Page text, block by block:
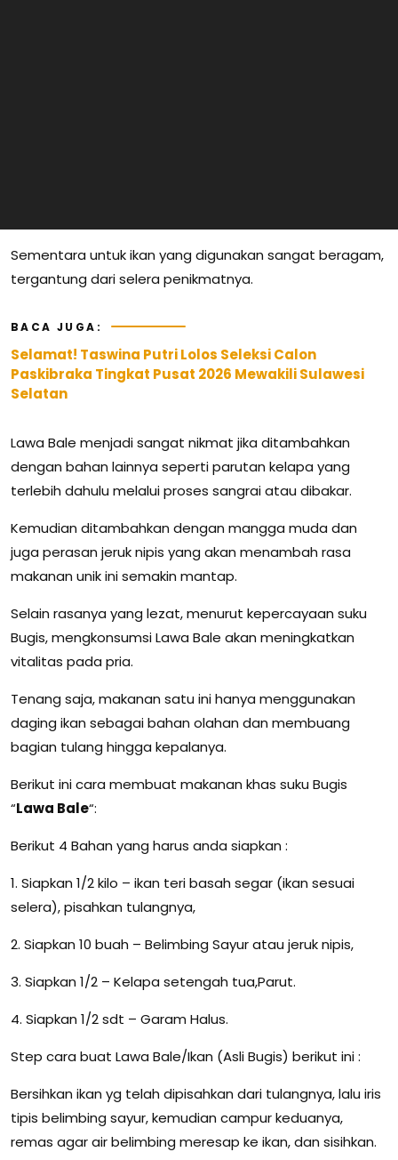
Sementara untuk ikan yang digunakan sangat beragam,
tergantung dari selera penikmatnya.
BACA JUGA:
Selamat! Taswina Putri Lolos Seleksi Calon
Paskibraka Tingkat Pusat 2026 Mewakili Sulawesi
Selatan
Lawa Bale menjadi sangat nikmat jika ditambahkan
dengan bahan lainnya seperti parutan kelapa yang
terlebih dahulu melalui proses sangrai atau dibakar.
Kemudian ditambahkan dengan mangga muda dan
juga perasan jeruk nipis yang akan menambah rasa
makanan unik ini semakin mantap.
Selain rasanya yang lezat, menurut kepercayaan suku
Bugis, mengkonsumsi Lawa Bale akan meningkatkan
vitalitas pada pria.
Tenang saja, makanan satu ini hanya menggunakan
daging ikan sebagai bahan olahan dan membuang
bagian tulang hingga kepalanya.
Berikut ini cara membuat makanan khas suku Bugis
“Lawa Bale“:
Berikut 4 Bahan yang harus anda siapkan :
1. Siapkan 1/2 kilo – ikan teri basah segar (ikan sesuai
selera), pisahkan tulangnya,
2. Siapkan 10 buah – Belimbing Sayur atau jeruk nipis,
3. Siapkan 1/2 – Kelapa setengah tua,Parut.
4. Siapkan 1/2 sdt – Garam Halus.
Step cara buat Lawa Bale/Ikan (Asli Bugis) berikut ini :
Bersihkan ikan yg telah dipisahkan dari tulangnya, lalu iris
tipis belimbing sayur, kemudian campur keduanya,
remas agar air belimbing meresap ke ikan, dan sisihkan.